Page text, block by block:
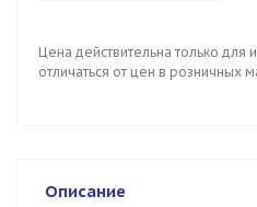
Цена действительна только для
отличаться от цен в розничных
Описание